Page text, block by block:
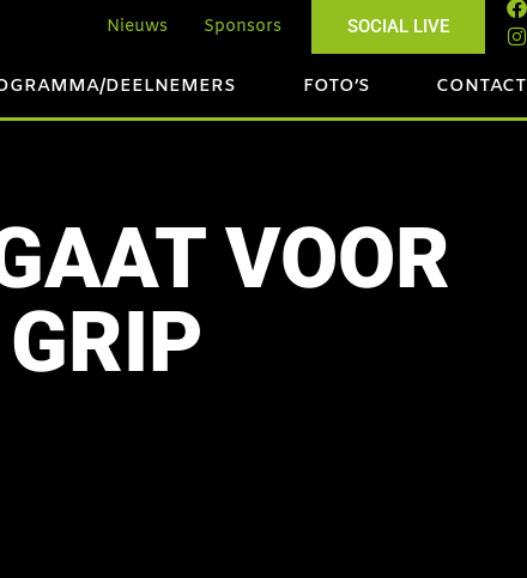
Nieuws Sponsors SOCIAL LIVE
DEELNEMERS FOTO’S CONTACT
VOOR